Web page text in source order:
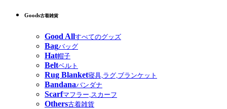
Goods古着雑貨
Good Allすべてのグッズ
Bagバッグ
Hat帽子
Beltベルト
Rug Blanket寝具,ラグ,ブランケット
Bandanaバンダナ
Scarfマフラー,スカーフ
Others古着雑貨